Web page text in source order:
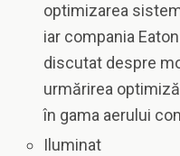
optimizarea
iar compania
discutat despre
urmărirea
în gama aerului
Iluminat